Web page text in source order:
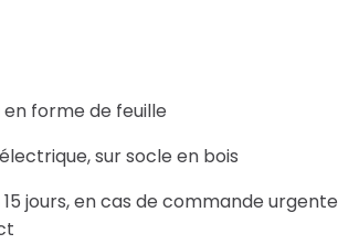
forme de feuille
sur socle en bois
jours, en cas de commande urgente